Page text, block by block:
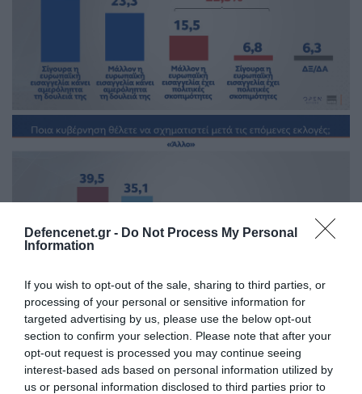
Defencenet.gr - Do Not Process My Personal
Information
If you wish to opt-out of the sale, sharing to third parties, or
processing of your personal or sensitive information for
targeted advertising by us, please use the below opt-out
section to confirm your selection. Please note that after your
opt-out request is processed you may continue seeing
interest-based ads based on personal information utilized by
us or personal information disclosed to third parties prior to